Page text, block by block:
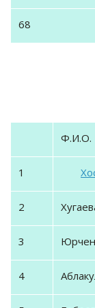
68
Ф.И.О.
1
2
3
4